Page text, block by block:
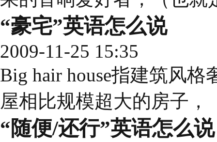
“豪宅”英语怎么说
2009-11-25 15:35
Big hair house指建筑风
屋相比规模超大的房子，
“随便/还行”英语怎么说